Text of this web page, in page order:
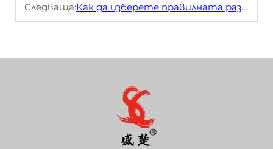
Следваща:Как да изберете правилната разработна единица за различни марки ксерокси?